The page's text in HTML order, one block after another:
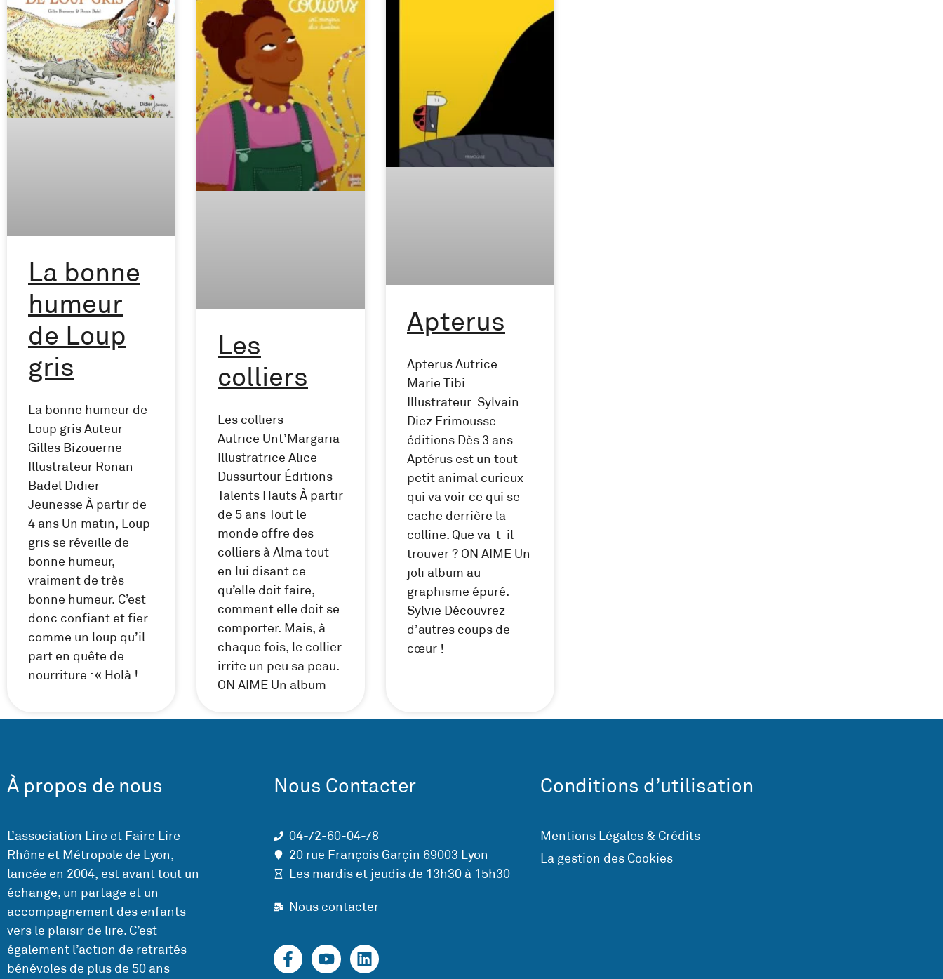
La bonne
humeur
de Loup
gris
La bonne humeur de
Loup gris Auteur
Gilles Bizouerne
Illustrateur Ronan
Badel Didier
Jeunesse À partir de
4 ans Un matin, Loup
gris se réveille de
bonne humeur,
vraiment de très
bonne humeur. C’est
donc confiant et fier
comme un loup qu’il
part en quête de
nourriture : « Holà !
Les
colliers
Les colliers
Autrice Unt’Margaria
Illustratrice Alice
Dussurtour Éditions
Talents Hauts À partir
de 5 ans Tout le
monde offre des
colliers à Alma tout
en lui disant ce
qu’elle doit faire,
comment elle doit se
comporter. Mais, à
chaque fois, le collier
irrite un peu sa peau.
ON AIME Un album
Apterus
Apterus Autrice
Marie Tibi
Illustrateur Sylvain
Diez Frimousse
éditions Dès 3 ans
Aptérus est un tout
petit animal curieux
qui va voir ce qui se
cache derrière la
colline. Que va-t-il
trouver ? ON AIME Un
joli album au
graphisme épuré.
Sylvie Découvrez
d’autres coups de
cœur !
À propos de nous
L’association Lire et Faire Lire
Rhône et Métropole de Lyon,
lancée en 2004, est avant tout un
échange, un partage et un
accompagnement des enfants
vers le plaisir de lire. C’est
également l’action de retraités
bénévoles de plus de 50 ans
Nous Contacter
04-72-60-04-78
20 rue François Garçin 69003 Lyon
Les mardis et jeudis de 13h30 à 15h30
Nous contacter
Conditions d’utilisation
Mentions Légales & Crédits
La gestion des Cookies